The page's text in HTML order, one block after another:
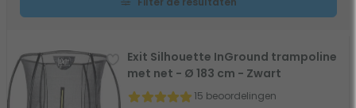
Exit Silhouette InGround trampoline
met net - Ø 183 cm - Zwart
15 beoordelingen